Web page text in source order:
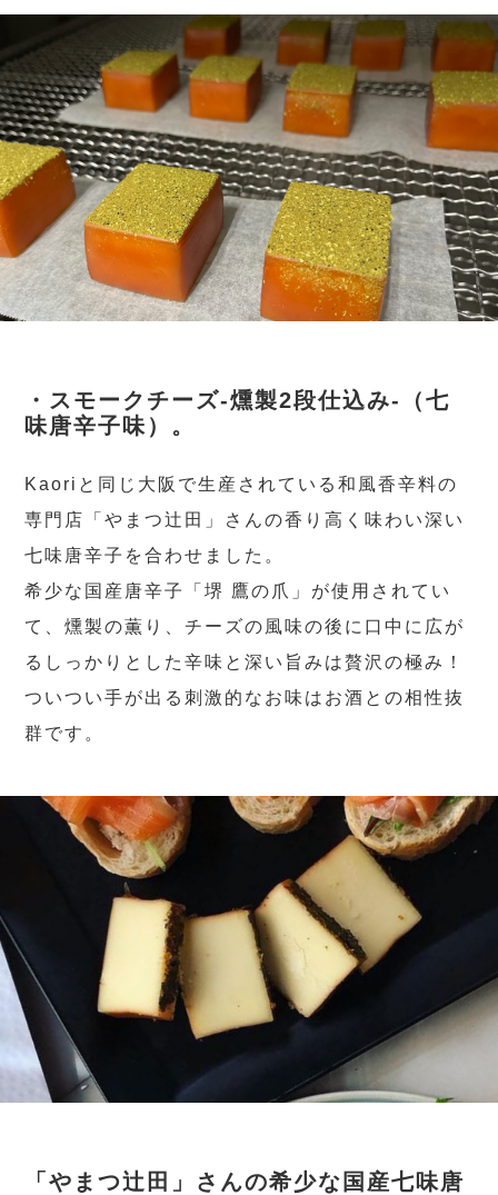
・スモークチーズ-燻製2段仕込み-（七
味唐辛子味）。
Kaoriと同じ大阪で生産されている和風香辛料の
専門店「やまつ辻田」さんの香り高く味わい深い
七味唐辛子を合わせました。
希少な国産唐辛子「堺 鷹の爪」が使用されてい
て、燻製の薫り、チーズの風味の後に口中に広が
るしっかりとした辛味と深い旨みは贅沢の極み！
ついつい手が出る刺激的なお味はお酒との相性抜
群です。
「やまつ辻田」さんの希少な国産七味唐